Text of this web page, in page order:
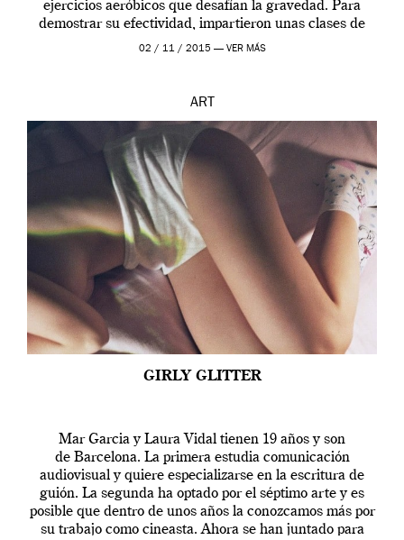
ejercicios aeróbicos que desafían la gravedad. Para
demostrar su efectividad, impartieron unas clases de
prueba en el Tate […]
02 / 11 / 2015 — VER MÁS
ART
GIRLY GLITTER
Mar Garcia y Laura Vidal tienen 19 años y son
de Barcelona. La primera estudia comunicación
audiovisual y quiere especializarse en la escritura de
guión. La segunda ha optado por el séptimo arte y es
posible que dentro de unos años la conozcamos más por
su trabajo como cineasta. Ahora se han juntado para